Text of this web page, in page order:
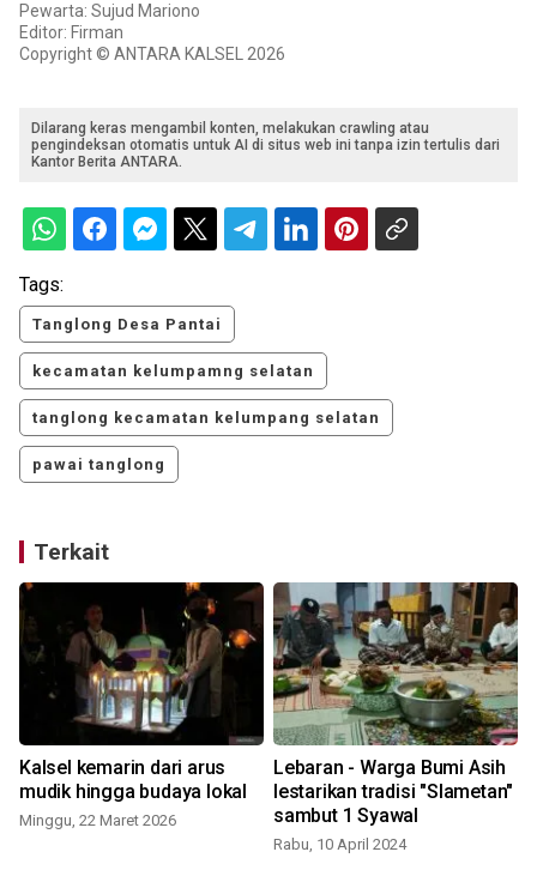
Pewarta: Sujud Mariono
Editor: Firman
Copyright © ANTARA KALSEL 2026
Dilarang keras mengambil konten, melakukan crawling atau
pengindeksan otomatis untuk AI di situs web ini tanpa izin tertulis dari
Kantor Berita ANTARA.
Tags:
Tanglong Desa Pantai
kecamatan kelumpamng selatan
tanglong kecamatan kelumpang selatan
pawai tanglong
Terkait
Kalsel kemarin dari arus
mudik hingga budaya lokal
Minggu, 22 Maret 2026
Lebaran - Warga Bumi Asih
lestarikan tradisi "Slametan"
sambut 1 Syawal
Rabu, 10 April 2024